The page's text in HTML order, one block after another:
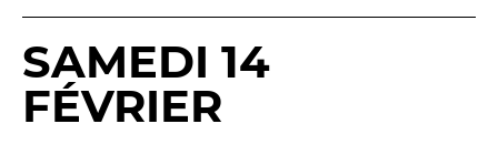
SAMEDI 14
FÉVRIER